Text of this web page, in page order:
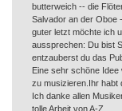
butterweich -- die
Salvador an der Oboe
guter letzt möchte ich
aussprechen: Du bist
entzauberst du das
Eine sehr schöne
zu musizieren.Ihr habt
Ich danke allen
tolle Arbeit von A-Z.